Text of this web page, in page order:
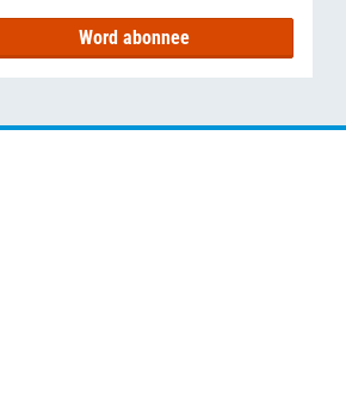
Word abonnee